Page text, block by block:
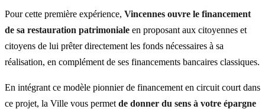
Pour cette première expérience, Vincennes ouvre le financement
de sa restauration patrimoniale en proposant aux citoyennes et
citoyens de lui prêter directement les fonds nécessaires à sa
réalisation, en complément de ses financements bancaires classiques.
En intégrant ce modèle pionnier de financement en circuit court dans
ce projet, la Ville vous permet de donner du sens à votre épargne